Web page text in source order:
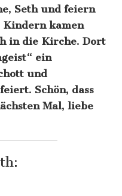
Seth und feiern
kamen
in die Kirche. Dort
ein
und
Schön, dass
Mal, liebe